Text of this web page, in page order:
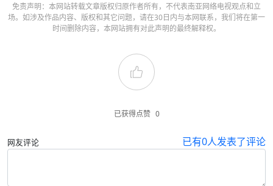
免责声明：本网站转载文章版权归原作者所有，不代表南亚网络电视观点和立
场。如涉及作品内容、版权和其它问题，请在30日内与本网联系，我们将在第一
时间删除内容，本网站拥有对此声明的最终解释权。
已获得点赞 0
网友评论 已有0人发表了评论